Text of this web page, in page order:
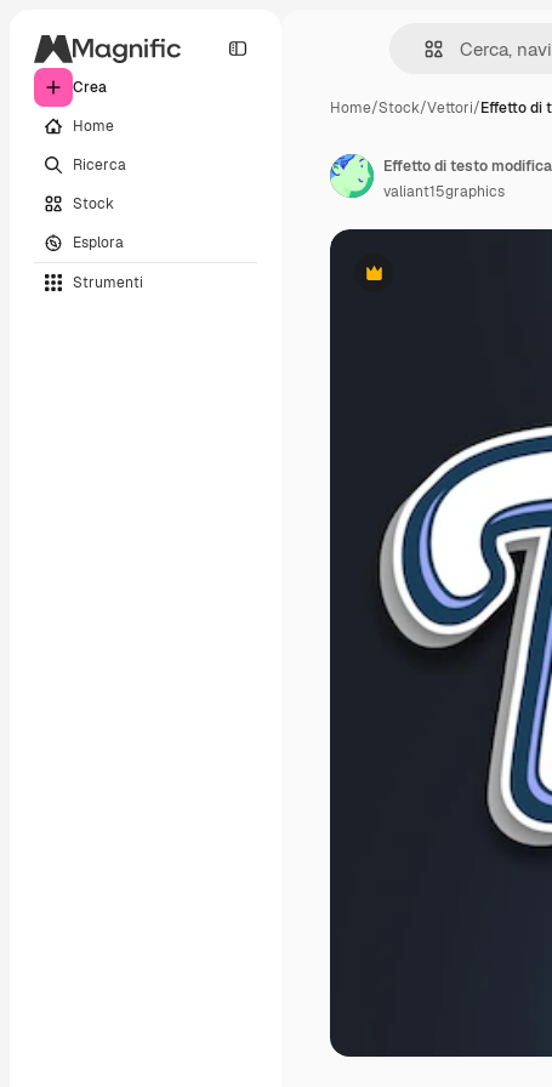
Crea
Home
Ricerca
Stock
Esplora
Strumenti
Home/Stock/Vettori/Effetto di
Premium
Effetto di testo
valiant15graphics